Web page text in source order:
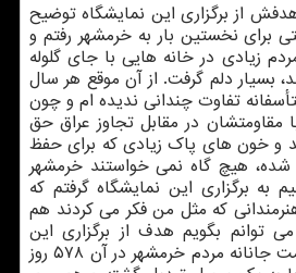
از برگزاری این نمایشگاه توضیح
برای نخستین بار به خرمشهر رفتم و
زیادی در خانه هایی با جای گلوله
بسیار دلم گرفت. از آن موقع هر سال
تفاوت چندانی ندیده ام و چون
مقاومتشان در مقابل تجاوز عراق حق
و خون های پاك زیادی كه برای حفظ
شده، هیچ گاه نمی خواستند خرمشهر
به برگزاری این نمایشگاه گرفتم كه
كه مثل من فكر می كردند هم
توانم بگویم هدف از برگزاری این
نمایشگاه یادآوری مقاومت جانانه مردم خرمشهر در آن ۵۷۸ روز